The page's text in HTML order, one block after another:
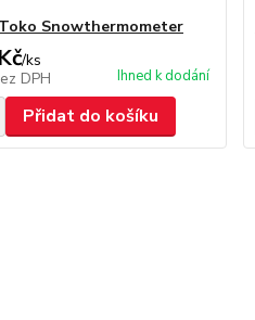
Snowthermometer
/ks
DPH Ihned k dodání
Přidat do košíku